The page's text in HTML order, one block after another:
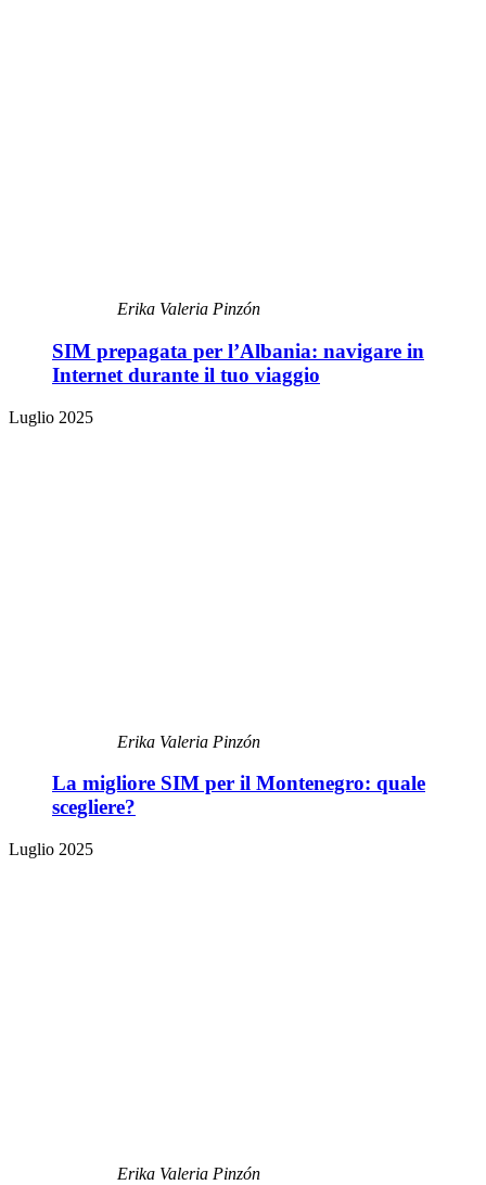
Erika Valeria Pinzón
SIM prepagata per l’Albania: navigare in
Internet durante il tuo viaggio
Luglio 2025
Erika Valeria Pinzón
La migliore SIM per il Montenegro: quale
scegliere?
Luglio 2025
Erika Valeria Pinzón